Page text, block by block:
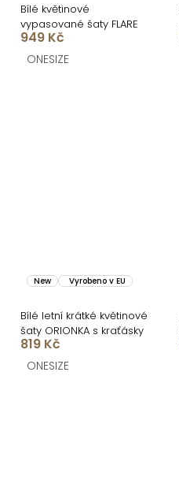
Bílé květinové
vypasované šaty FLARE
949 Kč
ONESIZE
New Vyrobeno v EU
Bílé letní krátké květinové
šaty ORIONKA s kraťásky
819 Kč
ONESIZE